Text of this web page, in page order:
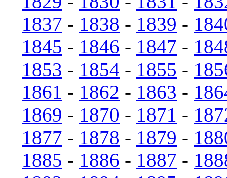
1837 - 1838 - 1839 -
1845 - 1846 - 1847 -
1853 - 1854 - 1855 -
1861 - 1862 - 1863 -
1869 - 1870 - 1871 -
1877 - 1878 - 1879 -
1885 - 1886 - 1887 -